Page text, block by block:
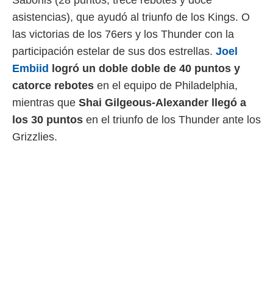
asistencias), que ayudó al triunfo de los Kings. O
las victorias de los 76ers y los Thunder con la
participación estelar de sus dos estrellas. Joel
Embiid
logró un doble doble de 40 puntos y
catorce rebotes en el equipo de Philadelphia,
mientras que Shai Gilgeous-Alexander llegó a
los 30 puntos en el triunfo de los Thunder ante los
Grizzlies.